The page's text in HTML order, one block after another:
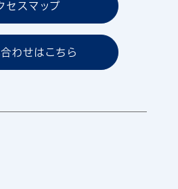
セスマップ
わせはこちら